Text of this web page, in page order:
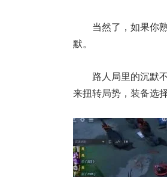
当然了，如果你
默。
路人局里的沉默
来扭转局势，装备选